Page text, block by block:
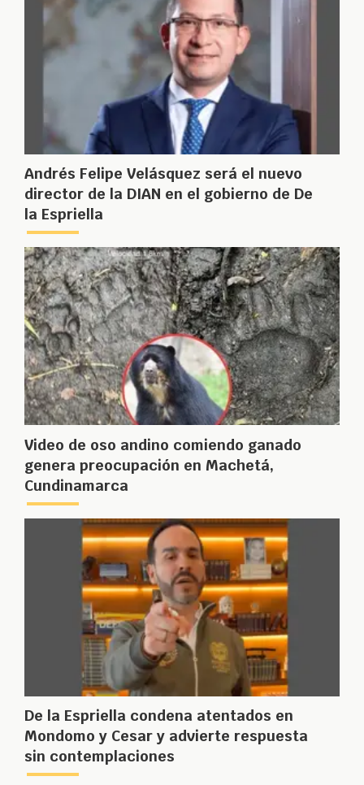
Andrés Felipe Velásquez será el nuevo
director de la DIAN en el gobierno de De
la Espriella
Video de oso andino comiendo ganado
genera preocupación en Machetá,
Cundinamarca
De la Espriella condena atentados en
Mondomo y Cesar y advierte respuesta
sin contemplaciones